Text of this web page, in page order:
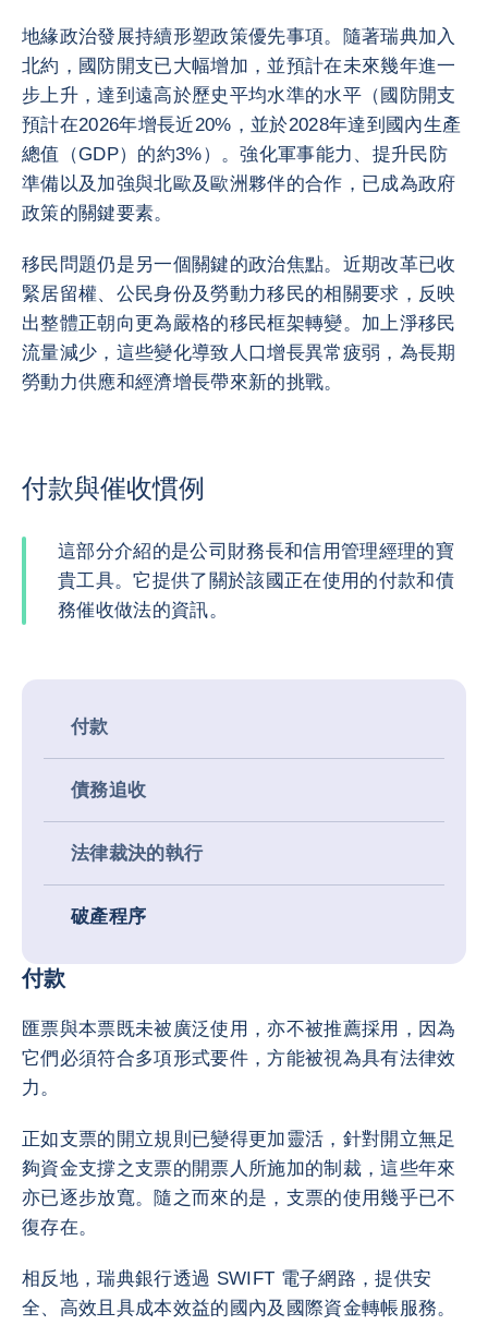
地緣政治發展持續形塑政策優先事項。隨著瑞典加入
北約，國防開支已大幅增加，並預計在未來幾年進一
步上升，達到遠高於歷史平均水準的水平（國防開支
預計在2026年增長近20%，並於2028年達到國內生產
總值（GDP）的約3%）。強化軍事能力、提升民防
準備以及加強與北歐及歐洲夥伴的合作，已成為政府
政策的關鍵要素。
移民問題仍是另一個關鍵的政治焦點。近期改革已收
緊居留權、公民身份及勞動力移民的相關要求，反映
出整體正朝向更為嚴格的移民框架轉變。加上淨移民
流量減少，這些變化導致人口增長異常疲弱，為長期
勞動力供應和經濟增長帶來新的挑戰。
付款與催收慣例
這部分介紹的是公司財務長和信用管理經理的寶
貴工具。它提供了關於該國正在使用的付款和債
務催收做法的資訊。
付款
債務追收
法律裁決的執行
破產程序
付款
匯票與本票既未被廣泛使用，亦不被推薦採用，因為
它們必須符合多項形式要件，方能被視為具有法律效
力。
正如支票的開立規則已變得更加靈活，針對開立無足
夠資金支撐之支票的開票人所施加的制裁，這些年來
亦已逐步放寬。隨之而來的是，支票的使用幾乎已不
復存在。
相反地，瑞典銀行透過 SWIFT 電子網路，提供安
全、高效且具成本效益的國內及國際資金轉帳服務。